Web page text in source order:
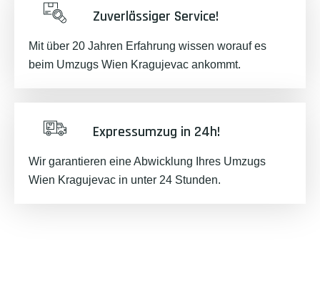
Zuverlässiger Service!
Mit über 20 Jahren Erfahrung wissen worauf es
beim Umzugs Wien Kragujevac ankommt.
Expressumzug in 24h!
Wir garantieren eine Abwicklung Ihres Umzugs
Wien Kragujevac in unter 24 Stunden.